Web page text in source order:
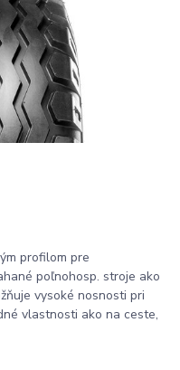
profilom pre
poľnohosp. stroje ako
vysoké nosnosti pri
vlastnosti ako na ceste,